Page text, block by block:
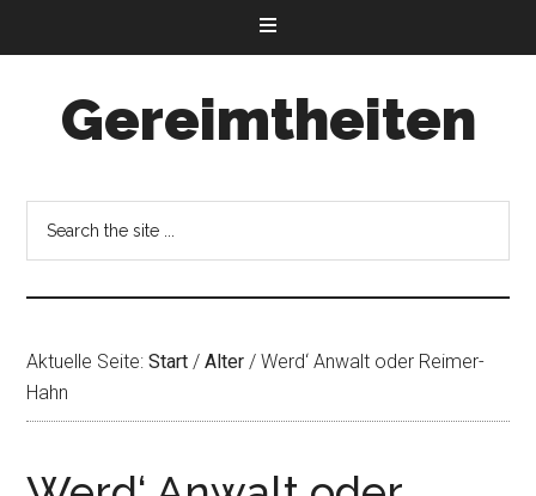
Gereimtheiten
Aktuelle Seite:Start / Alter / Werd‘ Anwalt oder Reimer-
Hahn